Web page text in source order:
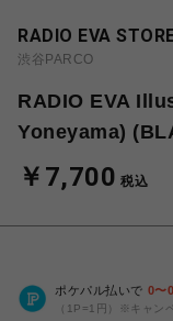
RADIO EVA
渋谷PARCO
RADIO EVA
Yoneyama)
￥7,700 税込
ポケパル払いで 0〜0
（1P=1円）※キャン